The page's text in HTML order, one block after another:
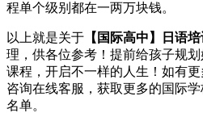
程单个级别都在一两万块钱。
以上就是关于 【国际高中】日语
理，供各位参考！提前给孩子规
课程，开启不一样的人生！如有
咨询在线客服 ，获取更多的国际
名单。